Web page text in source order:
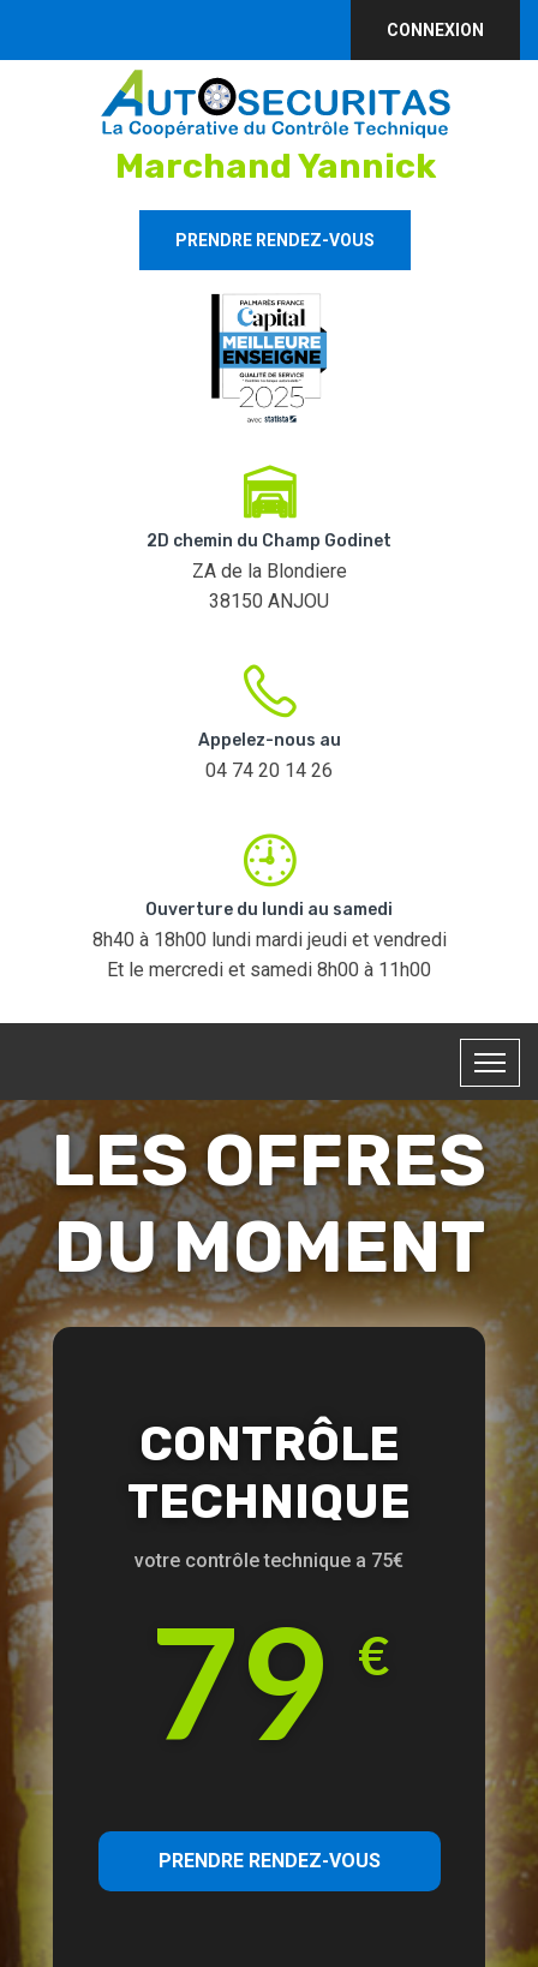
CONNEXION
Marchand Yannick
PRENDRE RENDEZ-VOUS
2D chemin du Champ Godinet
ZA de la Blondiere
38150 ANJOU
Appelez-nous au
04 74 20 14 26
Ouverture du lundi au samedi
8h40 à 18h00 lundi mardi jeudi et vendredi
Et le mercredi et samedi 8h00 à 11h00
LES OFFRES
DU MOMENT
CONTRÔLE
TECHNIQUE
votre contrôle technique a 75€
79 €
PRENDRE RENDEZ-VOUS